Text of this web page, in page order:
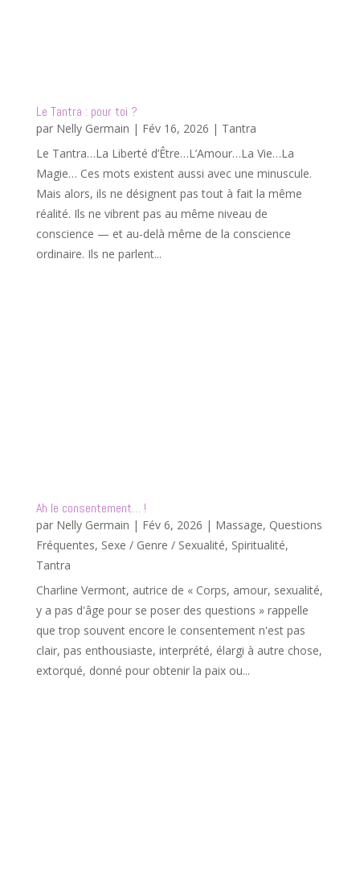
Le Tantra : pour toi ?
par Nelly Germain | Fév 16, 2026 | Tantra
Le Tantra…La Liberté d’Être…L’Amour…La Vie…La
Magie… Ces mots existent aussi avec une minuscule.
Mais alors, ils ne désignent pas tout à fait la même
réalité. Ils ne vibrent pas au même niveau de
conscience — et au-delà même de la conscience
ordinaire. Ils ne parlent...
Ah le consentement… !
par Nelly Germain | Fév 6, 2026 | Massage, Questions
Fréquentes, Sexe / Genre / Sexualité, Spiritualité,
Tantra
Charline Vermont, autrice de « Corps, amour, sexualité,
y a pas d'âge pour se poser des questions » rappelle
que trop souvent encore le consentement n'est pas
clair, pas enthousiaste, interprété, élargi à autre chose,
extorqué, donné pour obtenir la paix ou...